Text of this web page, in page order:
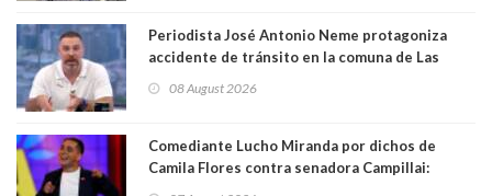
Periodista José Antonio Neme protagoniza
accidente de tránsito en la comuna de Las
08 August 2026
Comediante Lucho Miranda por dichos de
Camila Flores contra senadora Campillai: